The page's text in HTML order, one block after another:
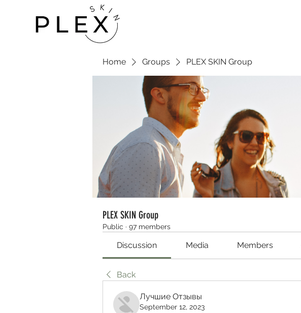
Home Groups PLEX SKIN Group
PLEX SKIN Group
Public · 97 members
Discussion Media Members
Back
Лучшие Отзывы
September 12, 2023